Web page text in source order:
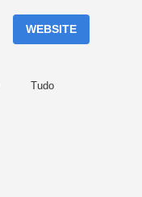
WEBSITE
Tudo